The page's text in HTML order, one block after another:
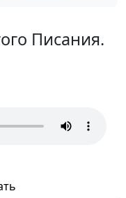
Писания.
Кныш,
#15
Кныш,
#13